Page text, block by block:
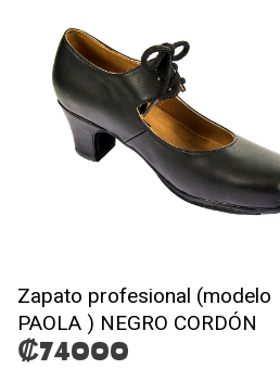
Zapato profesional (modelo
PAOLA ) NEGRO CORDÓN
₡74000